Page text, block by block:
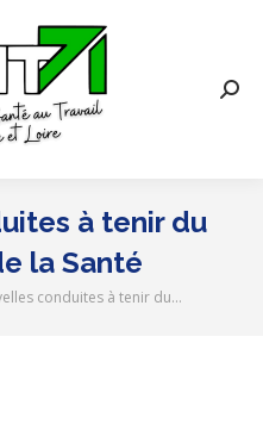
à tenir du
la Santé
conduites à tenir du…